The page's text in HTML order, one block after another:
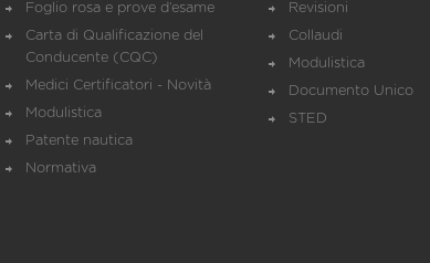
Foglio rosa e prove d’esame
Carta di Qualificazione del
Conducente (CQC)
Medici Certificatori - Novità
Modulistica
Patente nautica
Normativa
Revisioni
Collaudi
Modulistica
Documento Unico
STED